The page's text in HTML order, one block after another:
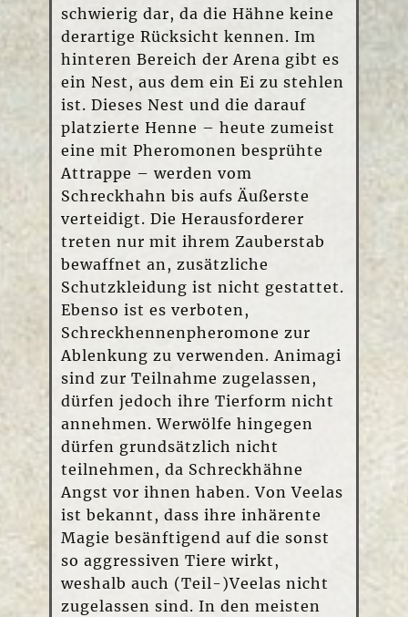
schwierig dar, da die Hähne keine
derartige Rücksicht kennen. Im
hinteren Bereich der Arena gibt es
ein Nest, aus dem ein Ei zu stehlen
ist. Dieses Nest und die darauf
platzierte Henne – heute zumeist
eine mit Pheromonen besprühte
Attrappe – werden vom
Schreckhahn bis aufs Äußerste
verteidigt. Die Herausforderer
treten nur mit ihrem Zauberstab
bewaffnet an, zusätzliche
Schutzkleidung ist nicht gestattet.
Ebenso ist es verboten,
Schreckhennenpheromone zur
Ablenkung zu verwenden. Animagi
sind zur Teilnahme zugelassen,
dürfen jedoch ihre Tierform nicht
annehmen. Werwölfe hingegen
dürfen grundsätzlich nicht
teilnehmen, da Schreckhähne
Angst vor ihnen haben. Von Veelas
ist bekannt, dass ihre inhärente
Magie besänftigend auf die sonst
so aggressiven Tiere wirkt,
weshalb auch (Teil-)Veelas nicht
zugelassen sind. In den meisten